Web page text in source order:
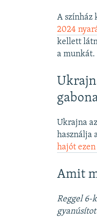
A színház
2024
kellett
a munkát.
Ukrajna
használja
hajót
Amit
Reggel 6-